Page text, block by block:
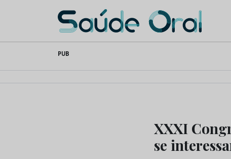
content
Saúde Oral
PUB
XXXI
se